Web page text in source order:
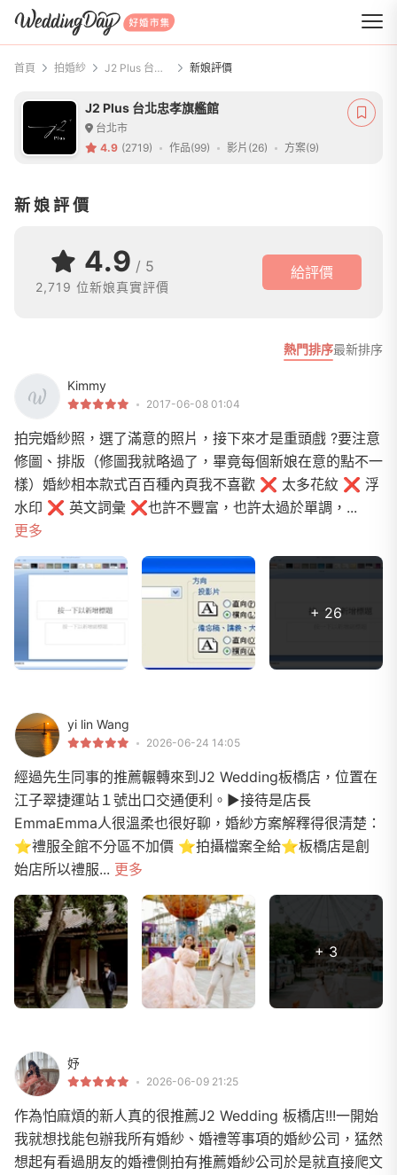
WeddingDay 好婚市集
首頁 拍婚紗 J2 Plus 台北忠孝旗艦館 新娘評價
J2 Plus 台北忠孝旗艦館
台北市
4.9 (2719) 作品(99) 影片(26) 方案(9)
新娘評價
4.9 / 5
2,719 位新娘真實評價
給評價
熱門排序最新排序
Kimmy
2017-06-08 01:04
拍完婚紗照，選了滿意的照片，接下來才是重頭戲 ?要注意
修圖、排版（修圖我就略過了，畢竟每個新娘在意的點不一
樣）婚紗相本款式百百種內頁我不喜歡 ❌ 太多花紋 ❌ 浮
水印 ❌ 英文詞彙 ❌也許不豐富，也許太過於單調，...
更多
+ 26
yi lin Wang
2026-06-24 14:05
經過先生同事的推薦輾轉來到J2 Wedding板橋店，位置在
江子翠捷運站１號出口交通便利。▶接待是店長
EmmaEmma人很溫柔也很好聊，婚紗方案解釋得很清楚：
⭐️禮服全館不分區不加價 ⭐️拍攝檔案全給⭐️板橋店是創
始店所以禮服... 更多
+ 3
妤
2026-06-09 21:25
作為怕麻煩的新人真的很推薦J2 Wedding 板橋店!!!一開始
我就想找能包辦我所有婚紗、婚禮等事項的婚紗公司，猛然
想起有看過朋友的婚禮側拍有推薦婚紗公司於是就直接爬文